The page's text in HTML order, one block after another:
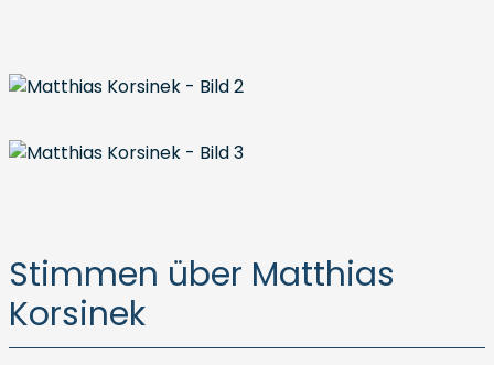
Stimmen über Matthias
Korsinek